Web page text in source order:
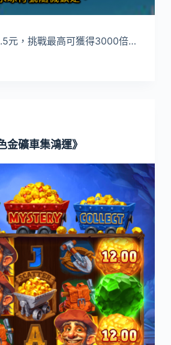
元，挑戰最高可獲得3000倍…
金礦車集鴻運》